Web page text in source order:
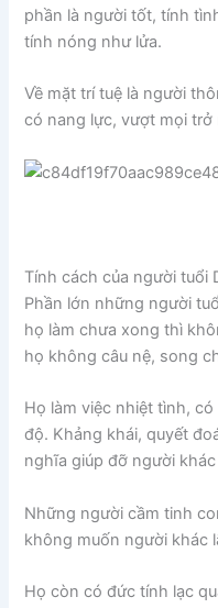
phần là người tốt, tính
tính nóng như lửa.
Về mặt trí tuệ là người
có nang lực, vượt mọi
Tính cách của người tuổi
Phần lớn những người
họ làm chưa xong thì
họ không câu nệ, song
Họ làm việc nhiệt tình,
độ. Khảng khái, quyết
nghĩa giúp đỡ người
Những người cầm tinh
không muốn người khác
Họ còn có đức tính lạc